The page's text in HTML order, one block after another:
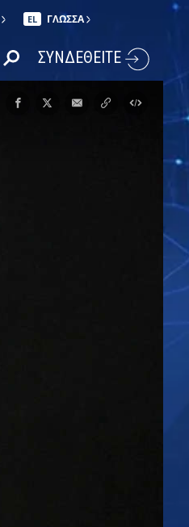
EL ΓΛΩΣΣΑ
ΣΥΝΔΕΘΕΙΤΕ